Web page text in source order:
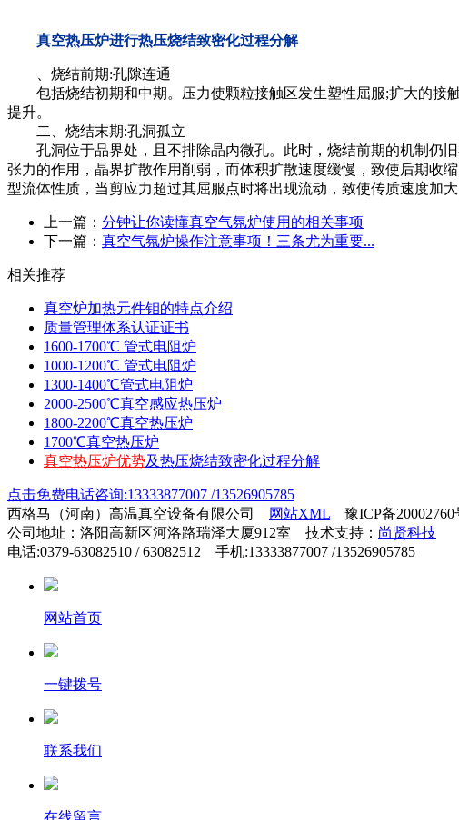
真空热压炉进行热压烧结致密化过程分解
、烧结前期:孔隙连通
包括烧结初期和中期。压力使颗粒接触区发生塑性屈服;扩大的接
提升。
二、烧结末期:孔洞孤立
孔洞位于品界处，且不排除晶内微孔。此时，烧结前期的机制仍旧
张力的作用，晶界扩散作用削弱，而体积扩散速度缓慢，致使后期收
型流体性质，当剪应力超过其屈服点时将出现流动，致使传质速度加
上一篇： 分钟让你读懂真空气氛炉使用的相关事项
下一篇： 真空气氛炉操作注意事项！三条尤为重要...
相关推荐
真空炉加热元件钼的特点介绍
质量管理体系认证证书
1600-1700℃ 管式电阻炉
1000-1200℃ 管式电阻炉
1300-1400℃管式电阻炉
2000-2500℃真空感应热压炉
1800-2200℃真空热压炉
1700℃真空热压炉
真空热压炉优势及热压烧结致密化过程分解
点击免费电话咨询:13333877007 /13526905785
西格马（河南）高温真空设备有限公司
网站XML 豫ICP备20002760
公司地址：洛阳高新区河洛路瑞泽大厦912室 技术支持： 尚贤科技
电话:0379-63082510 / 63082512 手机:13333877007 /13526905785
网站首页
一键拨号
联系我们